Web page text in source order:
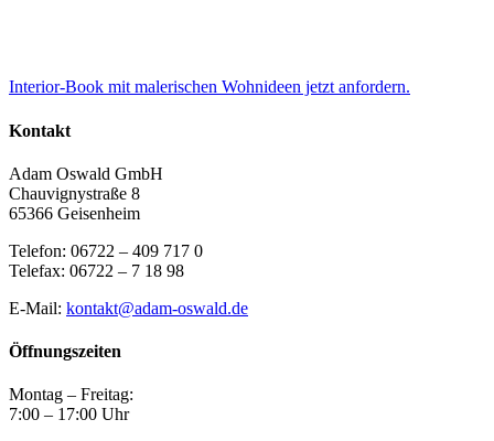
Interior-Book mit malerischen Wohnideen jetzt anfordern.
Kontakt
Adam Oswald GmbH
Chauvignystraße 8
65366 Geisenheim
Telefon: 06722 – 409 717 0
Telefax: 06722 – 7 18 98
E-Mail: kontakt@adam-oswald.de
Öffnungszeiten
Montag – Freitag:
7:00 – 17:00 Uhr